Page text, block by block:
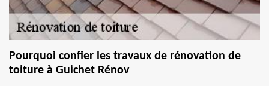
Pourquoi confier les travaux de rénovation de
toiture à Guichet Rénov